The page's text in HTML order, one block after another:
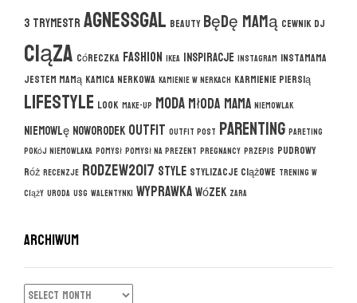
3 trymestragnessgal beauty będę mamą cewnik DJ
ciąza córeczka fashion ikea inspiracje instagram instamama
jestem mamą kamica nerkowa kamienie w nerkach karmienie piersią
lifestyle look make-up modamłoda mama niemowlak
niemowlęnoworodekoutfit outfit post parenting pareting
pokój niemowlaka pomysł pomysł na prezent pregnancy przepis pudrowy
róż recenzje rodzew2017 style stylizacje ciążowe trening w
ciąży uroda usg walentynki wyprawkawózek zara
ARCHIWUM
ARCHIWUM